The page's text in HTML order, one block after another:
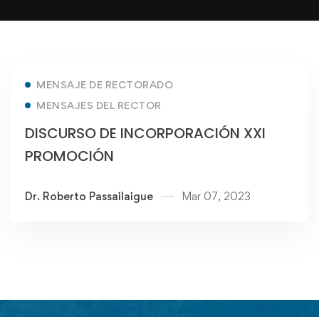
MENSAJE DE RECTORADO
MENSAJES DEL RECTOR
DISCURSO DE INCORPORACIÓN XXI
PROMOCIÓN
Dr. Roberto Passailaigue Mar 07, 2023